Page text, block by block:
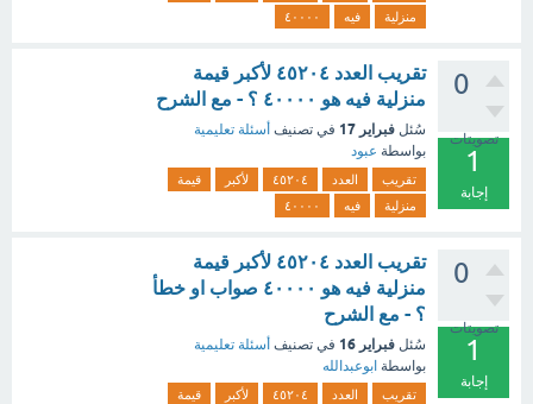
منزلية
فيه ٤٠٠٠٠
0
تصويتات
1
إجابة
تقريب العدد ٤٥٢٠٤ لأكبر قيمة
منزلية فيه هو ٤٠٠٠٠ ؟ - مع الشرح
سُئل فبراير 17 في تصنيف أسئلة تعليمية
بواسطة عبود
تقريب العدد ٤٥٢٠٤ لأكبر
قيمة
منزلية
فيه ٤٠٠٠٠
0
تصويتات
1
إجابة
تقريب العدد ٤٥٢٠٤ لأكبر قيمة
منزلية فيه هو ٤٠٠٠٠ صواب او خطأ
؟ - مع الشرح
سُئل فبراير 16 في تصنيف أسئلة تعليمية
بواسطة ابوعبدالله
تقريب العدد ٤٥٢٠٤ لأكبر
قيمة